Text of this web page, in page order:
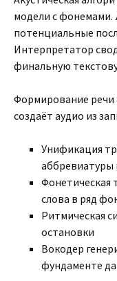
модели с фонемами.
потенциальные
Интерпретатор
финальную
Формирование
создаёт аудио из
Унификация
аббревиатуры
Фонетическая
слова в ряд
Ритмическая
остановки
Вокодер
фундаменте